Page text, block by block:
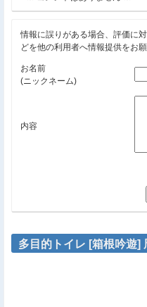
情報に誤りがある場合、評価に
どを他の利用者へ情報提供をお
お名前
(ニックネーム)
内容
多目的トイレ [箱根吟遊]